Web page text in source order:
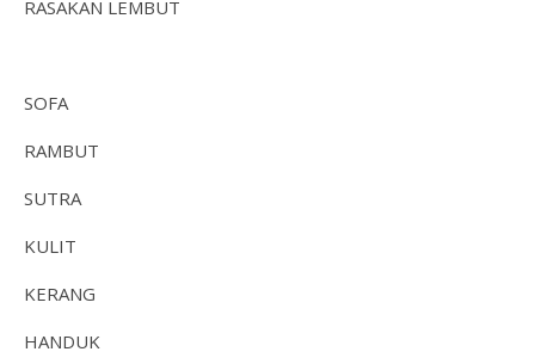
RASAKAN LEMBUT
SOFA
RAMBUT
SUTRA
KULIT
KERANG
HANDUK